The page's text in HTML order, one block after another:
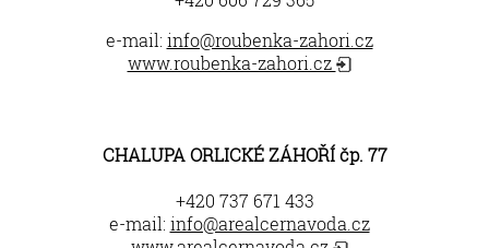
e-mail: info@roubenka-zahori.cz
www.roubenka-zahori.cz
CHALUPA ORLICKÉ ZÁHOŘÍ čp. 77
+420 737 671 433
e-mail: info@arealcernavoda.cz